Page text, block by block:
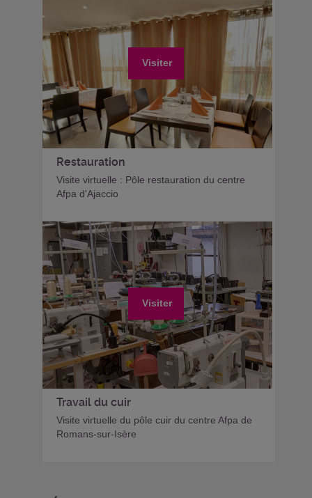
Visiter
Restauration
Visite virtuelle : Pôle restauration du centre
Afpa d'Ajaccio
Visiter
Travail du cuir
Visite virtuelle du pôle cuir du centre Afpa de
Romans-sur-Isère